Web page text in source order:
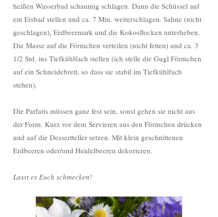
heißen Wasserbad schaumig schlagen. Dann die Schüssel auf
ein Eisbad stellen und ca. 7 Min. weiterschlagen. Sahne (nicht
geschlagen), Erdbeermark und die Kokosflocken unterheben.
Die Masse auf die Förmchen verteilen (nicht fetten) und ca. 3
1/2 Std. ins Tiefkühlfach stellen (ich stelle die Gugl Förmchen
auf ein Schneidebrett, so dass sie stabil im Tiefkühlfach
stehen).
Die Parfaits müssen ganz fest sein, sonst gehen sie nicht aus
der Form. Kurz vor dem Servieren aus den Förmchen drücken
und auf die Dessertteller setzen. Mit klein geschnittenen
Erdbeeren oder/und Heidelbeeren dekorieren.
Lasst es Euch schmecken!